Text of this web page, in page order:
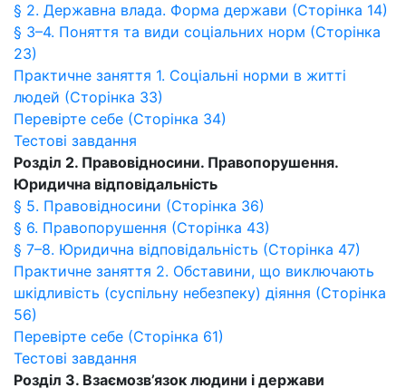
§ 2. Державна влада. Форма держави (Сторінка 14)
§ 3–4. Поняття та види соціальних норм (Сторінка
23)
Практичне заняття 1. Соціальні норми в житті
людей (Сторінка 33)
Перевірте себе (Сторінка 34)
Тестові завдання
Розділ 2. Правовідносини. Правопорушення.
Юридична відповідальність
§ 5. Правовідносини (Сторінка 36)
§ 6. Правопорушення (Сторінка 43)
§ 7–8. Юридична відповідальність (Сторінка 47)
Практичне заняття 2. Обставини, що виключають
шкідливість (суспільну небезпеку) діяння (Сторінка
56)
Перевірте себе (Сторінка 61)
Тестові завдання
Розділ 3. Взаємозв’язок людини і держави